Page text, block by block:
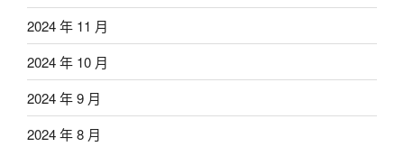
2024 年 11 月
2024 年 10 月
2024 年 9 月
2024 年 8 月